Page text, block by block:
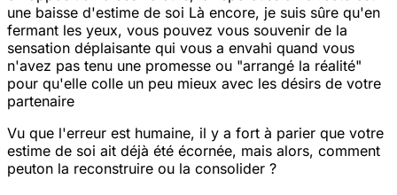
une baisse d'estime de soi Là encore, je suis sûre qu'en
fermant les yeux, vous pouvez vous souvenir de la
sensation déplaisante qui vous a envahi quand vous
n'avez pas tenu une promesse ou "arrangé la réalité"
pour qu'elle colle un peu mieux avec les désirs de votre
partenaire
Vu que l'erreur est humaine, il y a fort à parier que votre
estime de soi ait déjà été écornée, mais alors, comment
peuton la reconstruire ou la consolider ?